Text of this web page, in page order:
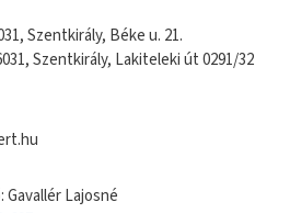
Szentkirály, Béke u. 21.
Szentkirály, Lakiteleki út 0291/32
Gavallér Lajosné